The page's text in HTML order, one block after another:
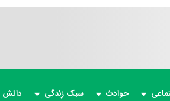
حوادث سبک زندگی دانش